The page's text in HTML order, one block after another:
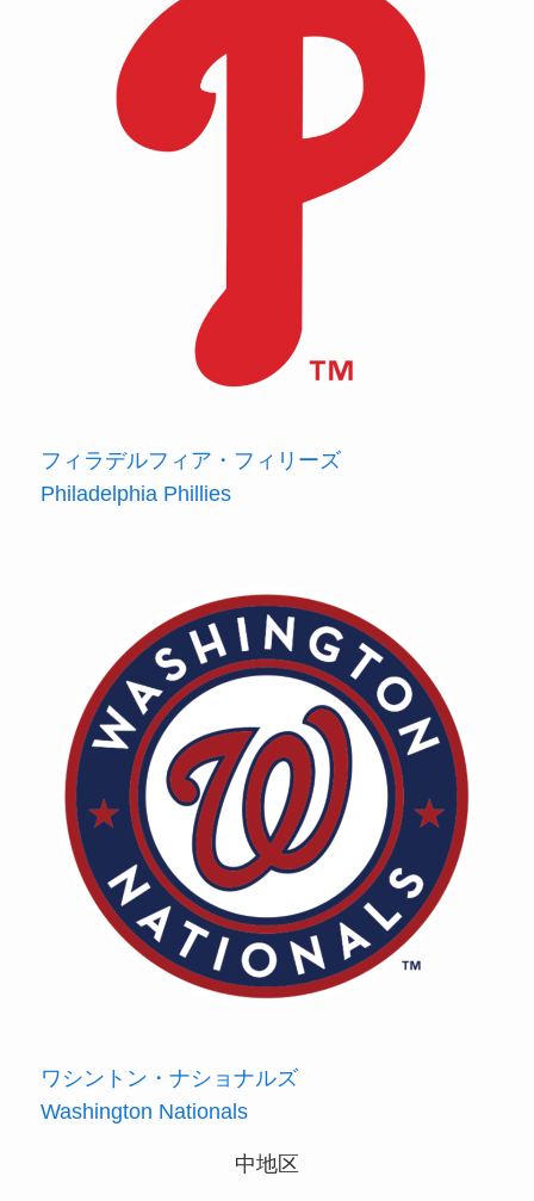
フィラデルフィア・フィリーズ
Philadelphia Phillies
ワシントン・ナショナルズ
Washington Nationals
中地区